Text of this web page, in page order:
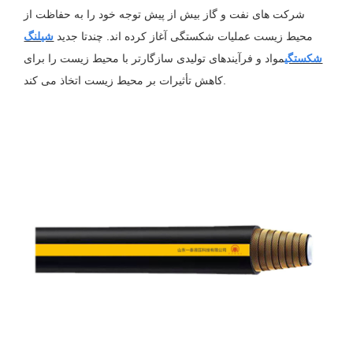
شرکت های نفت و گاز بیش از پیش توجه خود را به حفاظت از
محیط زیست عملیات شکستگی آغاز کرده اند. چندتا جدید شیلنگ
شکستگیمواد و فرآیندهای تولیدی سازگارتر با محیط زیست را برای
کاهش تأثیرات بر محیط زیست اتخاذ می کند.